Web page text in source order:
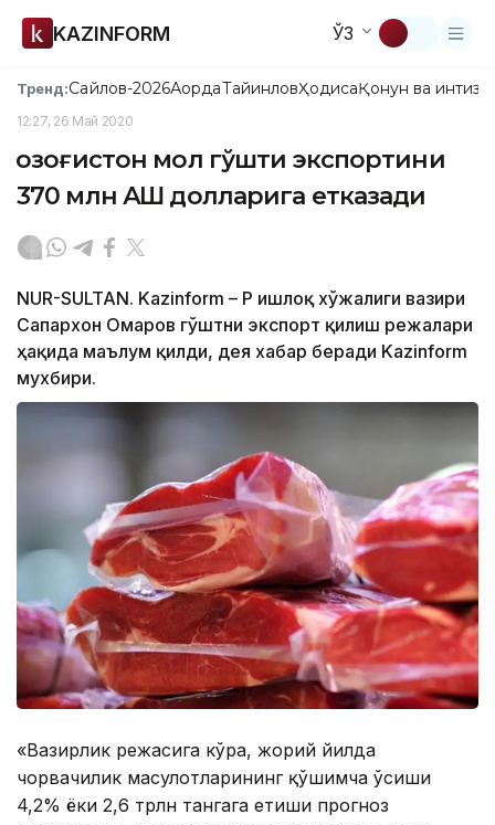
KAZINFORM ЎЗ
Тренд:Сайлов-2026АқордаТайинловҲодисаҚонун ва
12:27, 26 Май 2020
Қозоғистон мол гўшти экспортини
370 млн АҚШ долларига етказади
NUR-SULTAN. Kazinform – ҚР Қишлоқ хўжалиги вазири
Сапархон Омаров гўштни экспорт қилиш режалари
ҳақида маълум қилди, дея хабар беради Kazinform
мухбири.
«Вазирлик режасига кўра, жорий йилда
чорвачилик маҳсулотларининг қўшимча ўсиши
4,2% ёки 2,6 трлн тангага етиши прогноз